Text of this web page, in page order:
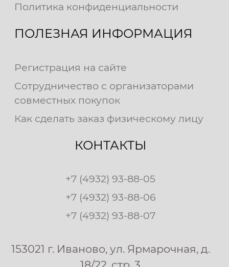
Политика конфиденциальности
ПОЛЕЗНАЯ ИНФОРМАЦИЯ
Регистрация на сайте
Сотрудничество с организаторами
совместных покупок
Как сделать заказ физическому лицу
КОНТАКТЫ
+7 (4932) 93-88-05
+7 (4932) 93-88-06
+7 (4932) 93-88-07
153021 г. Иваново, ул. Ярмарочная, д.